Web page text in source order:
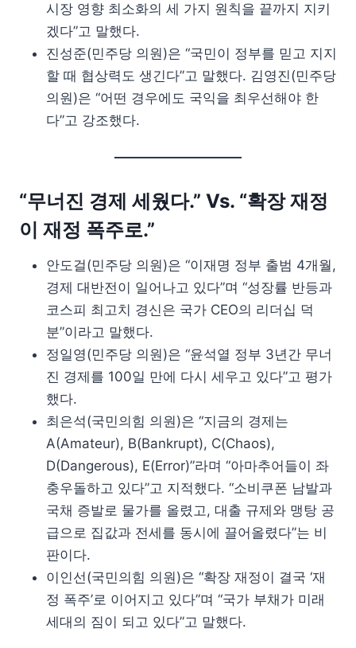
시장 영향 최소화의 세 가지 원칙을 끝까지 지키
겠다”고 말했다.
진성준(민주당 의원)은 “국민이 정부를 믿고 지지
할 때 협상력도 생긴다”고 말했다. 김영진(민주당
의원)은 “어떤 경우에도 국익을 최우선해야 한
다”고 강조했다.
“무너진 경제 세웠다.” Vs. “확장 재정
이 재정 폭주로.”
안도걸(민주당 의원)은 “이재명 정부 출범 4개월,
경제 대반전이 일어나고 있다”며 “성장률 반등과
코스피 최고치 경신은 국가 CEO의 리더십 덕
분”이라고 말했다.
정일영(민주당 의원)은 “윤석열 정부 3년간 무너
진 경제를 100일 만에 다시 세우고 있다”고 평가
했다.
최은석(국민의힘 의원)은 “지금의 경제는
A(Amateur), B(Bankrupt), C(Chaos),
D(Dangerous), E(Error)”라며 “아마추어들이 좌
충우돌하고 있다”고 지적했다. “소비쿠폰 남발과
국채 증발로 물가를 올렸고, 대출 규제와 맹탕 공
급으로 집값과 전세를 동시에 끌어올렸다”는 비
판이다.
이인선(국민의힘 의원)은 “확장 재정이 결국 ‘재
정 폭주’로 이어지고 있다”며 “국가 부채가 미래
세대의 짐이 되고 있다”고 말했다.